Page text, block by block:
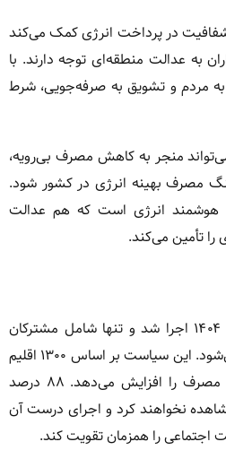
شفافیت در پرداخت انرژی کمک می‌کند
به عدالت منطقه‌ای توجه دارند. با
مردم و تشویق به صرفه‌جویی، شرط
منجر به کاهش مصرف بی‌رویه،
مصرف بهینه انرژی در کشور شود.
هوشمند انرژی است که هم عدالت
را تأمین می‌کند.
اصلاح تعرفه گاز ایران از مهر ۱۴۰۴ اجرا شد و تنها شامل مشترکان
بدمصرف یا بسیار پرمصرف می‌شود. این سیاست بر اساس ۱۳۰۰ اقلیم
شهری طراحی شده و عدالت مصرف را افزایش می‌دهد. ۸۸ درصد
نخواهند کرد و اجرای درست آن
اجتماعی را همزمان تقویت کند.